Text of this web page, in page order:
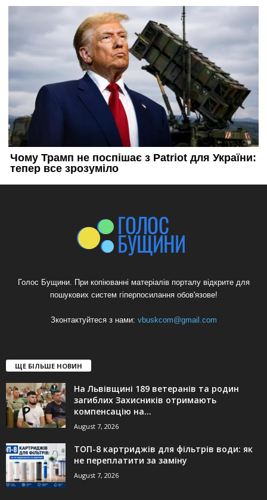
Голос Бущини. При копіюванні матеріалів порталу відкрите для
пошукових систем гіперпосилання обов'язове!
Зконтактуйтеся з нами: vbuskcom@gmail.com
ЩЕ БІЛЬШЕ НОВИН
На Львівщині 189 ветеранів та родин
загиблих Захисників отримають
компенсацію на...
August 7, 2026
ТОП-8 картриджів для фільтрів води: як
не переплатити за заміну
August 7, 2026